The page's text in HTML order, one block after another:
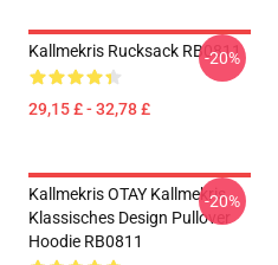
Kallmekris Rucksack RB0811
29,15 £ - 32,78 £
-20%
Kallmekris OTAY Kallmekris
Klassisches Design Pullover
Hoodie RB0811
-20%